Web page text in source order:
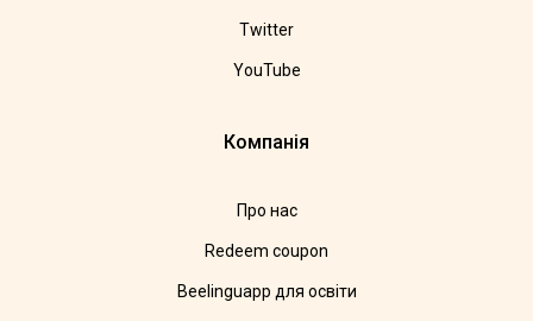
Twitter
YouTube
Компанія
Про нас
Redeem coupon
Beelinguapp для освіти